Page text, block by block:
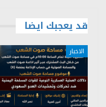
قد يعجبك ايضا
الاخبار